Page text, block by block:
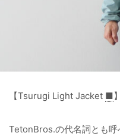
【Tsurugi Light Jacket ■】
TetonBros.の代名詞とも